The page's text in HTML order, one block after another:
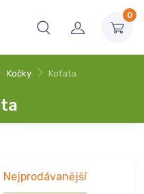
0
Kočky Koťata
Nejprodávanější